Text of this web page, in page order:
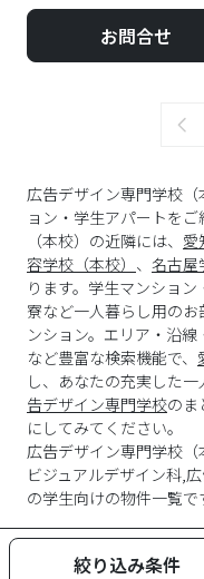
お問合せ
広告デザイン専門学校
ョン・学生アパートを
（本校）の近隣には、 愛
容学校（本校） 、 名古屋
ります。学生マンショ
寮など一人暮らし用の
ンション。エリア・沿
など豊富な検索機能で、
し、あなたの充実した一
告デザイン専門学校のま
にしてみてください。
広告デザイン専門学校 （
ビジュアルデザイン科,
の学生向けの物件一覧で
絞り込み条件